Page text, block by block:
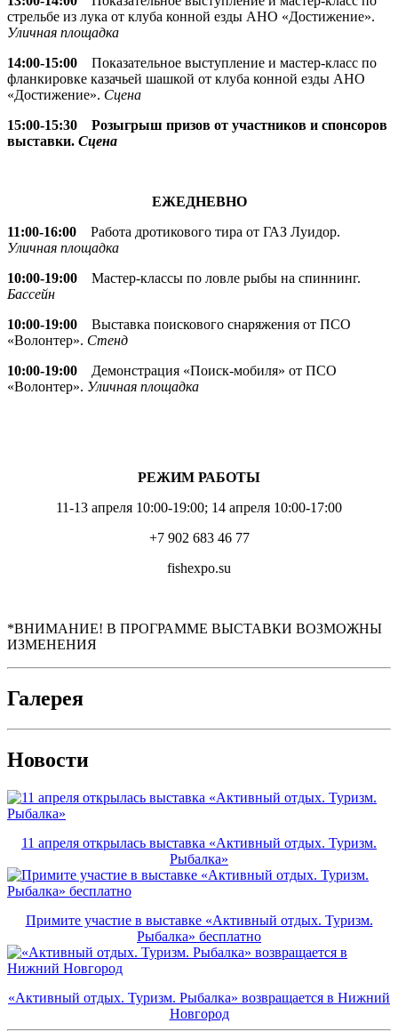
стрельбе из лука от клуба конной езды АНО «Достижение».
Уличная площадка
14:00-15:00 Показательное выступление и мастер-класс по
фланкировке казачьей шашкой от клуба конной езды АНО
«Достижение». Сцена
15:00-15:30
Розыгрыш призов от участников и спонсоров
выставки. Сцена
ЕЖЕДНЕВНО
11:00-16:00 Работа дротикового тира от ГАЗ Луидор.
Уличная площадка
10:00-19:00 Мастер-классы по ловле рыбы на спиннинг.
Бассейн
10:00-19:00 Выставка поискового снаряжения от ПСО
«Волонтер». Стенд
10:00-19:00 Демонстрация «Поиск-мобиля» от ПСО
«Волонтер». Уличная площадка
РЕЖИМ РАБОТЫ
11-13 апреля 10:00-19:00; 14 апреля 10:00-17:00
+7 902 683 46 77
fishexpo.su
*ВНИМАНИЕ! В ПРОГРАММЕ ВЫСТАВКИ ВОЗМОЖНЫ
ИЗМЕНЕНИЯ
Галерея
Новости
11 апреля открылась выставка «Активный отдых. Туризм.
Рыбалка»
Примите участие в выставке «Активный отдых. Туризм.
Рыбалка» бесплатно
«Активный отдых. Туризм. Рыбалка» возвращается в Нижний
Новгород